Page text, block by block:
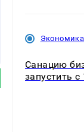
В магазинах
ажиотаж из-за
Экономика
Санацию
запустить